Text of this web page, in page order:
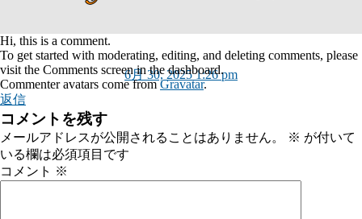
6月 30, 2025 1:26 pm
Hi, this is a comment.
To get started with moderating, editing, and deleting comments, please
visit the Comments screen in the dashboard.
Commenter avatars come fromGravatar.
返信
コメントを残す
メールアドレスが公開されることはありません。 ※ が付いて
いる欄は必須項目です
コメント ※